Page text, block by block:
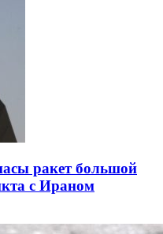
ракет большой
с Ираном